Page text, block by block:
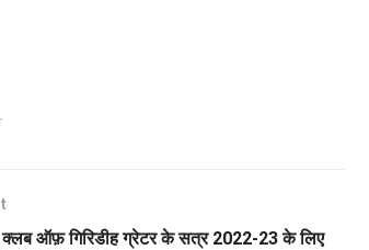
क्लब ऑफ़ गिरिडीह ग्रेटर के सत्र 2022-23 के लिए